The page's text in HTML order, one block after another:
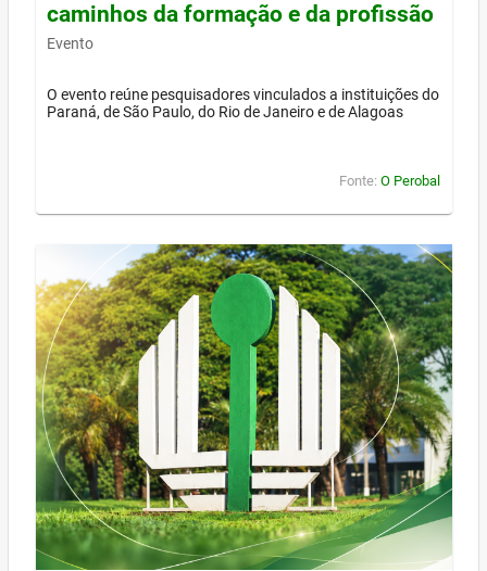
caminhos da formação e da profissão
Evento
O evento reúne pesquisadores vinculados a instituições do
Paraná, de São Paulo, do Rio de Janeiro e de Alagoas
Fonte: O Perobal